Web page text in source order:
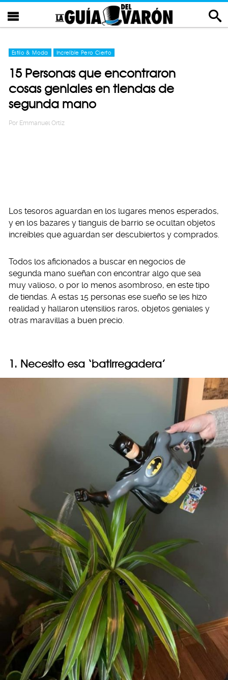
Estilo & Moda Increíble Pero Cierto
15 Personas que encontraron
cosas geniales en tiendas de
segunda mano
Por Emmanuel Ortiz
Los tesoros aguardan en los lugares menos esperados,
y en los bazares y tianguis de barrio se ocultan objetos
increíbles que aguardan ser descubiertos y comprados.
Todos los aficionados a buscar en negocios de
segunda mano sueñan con encontrar algo que sea
muy valioso, o por lo menos asombroso, en este tipo
de tiendas. A estas 15 personas ese sueño se les hizo
realidad y hallaron utensilios raros, objetos geniales y
otras maravillas a buen precio.
1. Necesito esa ‘batirregadera’